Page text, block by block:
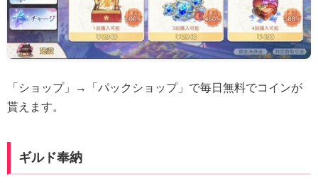
「ショップ」→「パックショップ」で毎日無料でコインが
貰えます。
ギルド奉納